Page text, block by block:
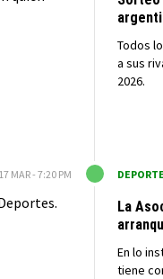
Todos
a sus
2026.
17 MAR - 7:20 PM
La
En lo
tiene